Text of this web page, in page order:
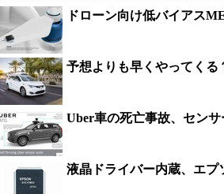
ドローン向け低バイアス
予想よりも早くやってくる
Uber車の死亡事故、セン
液晶ドライバー内蔵、エプ